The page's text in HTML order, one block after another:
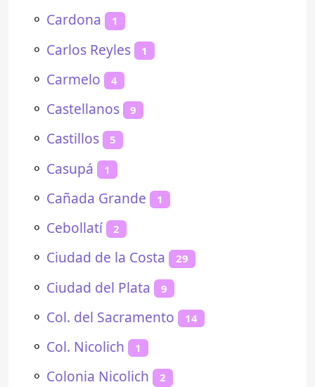
⚬ Cardona 1
⚬ Carlos Reyles 1
⚬ Carmelo 4
⚬ Castellanos 9
⚬ Castillos 5
⚬ Casupá 1
⚬ Cañada Grande 1
⚬ Cebollatí 2
⚬ Ciudad de la Costa 29
⚬ Ciudad del Plata 9
⚬ Col. del Sacramento 14
⚬ Col. Nicolich 1
⚬ Colonia Nicolich 2